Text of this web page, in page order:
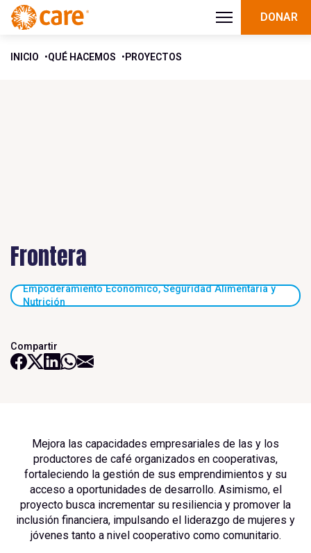
DONAR
INICIO QUÉ HACEMOS PROYECTOS
Frontera
Empoderamiento Económico, Seguridad Alimentaria y
Nutrición
Compartir
Mejora las capacidades empresariales de las y los
productores de café organizados en cooperativas,
fortaleciendo la gestión de sus emprendimientos y su
acceso a oportunidades de desarrollo. Asimismo, el
proyecto busca incrementar su resiliencia y promover la
inclusión financiera, impulsando el liderazgo de mujeres y
jóvenes tanto a nivel cooperativo como comunitario.